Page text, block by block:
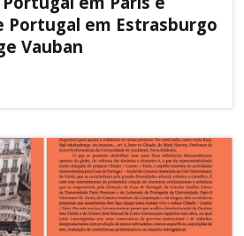
Portugal em Estrasburgo
Vauban